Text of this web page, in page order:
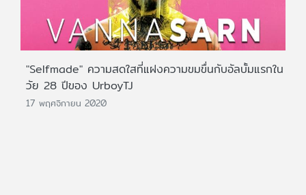
"Selfmade" ความสดใสที่แฝงความขมขื่นกับอัลบั้มแรกใน
วัย 28 ปีของ UrboyTJ
17 พฤศจิกายน 2020